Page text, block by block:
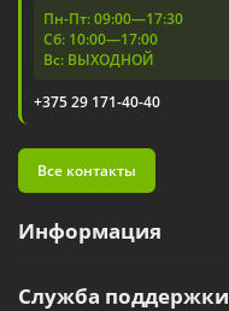
Пн-Пт: 09:00—17:30
Сб: 10:00—17:00
Вс: ВЫХОДНОЙ
+375 29 171-40-40
Все контакты
Информация
Служба поддержки